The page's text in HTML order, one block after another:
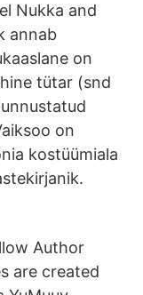
Nukka and
annab
on
tütar (snd
on
kostüümiala
Author
are created